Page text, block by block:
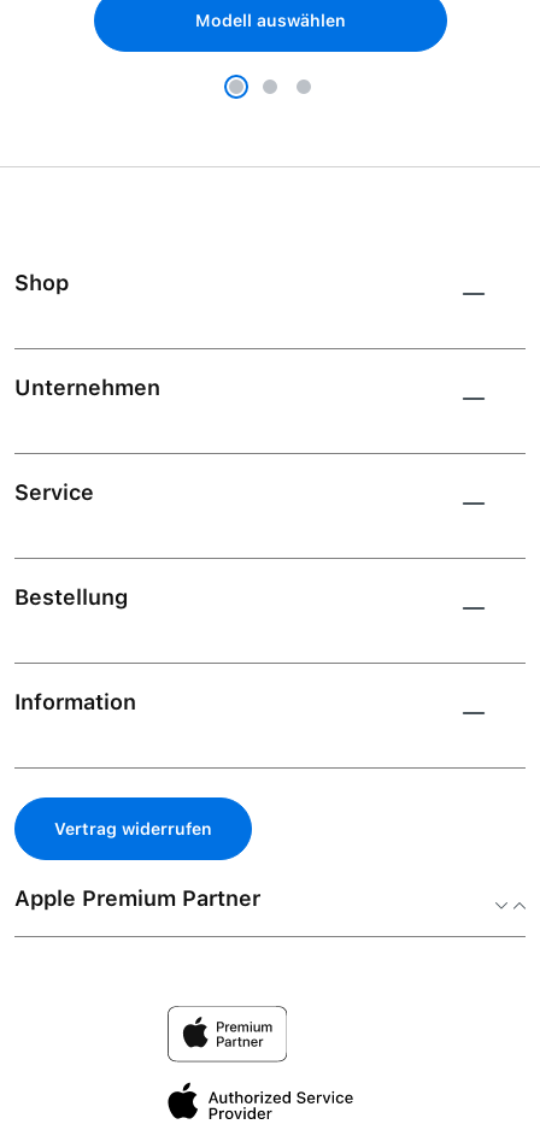
Modell auswählen
Shop
Unternehmen
Service
Bestellung
Information
Vertrag widerrufen
Apple Premium Partner